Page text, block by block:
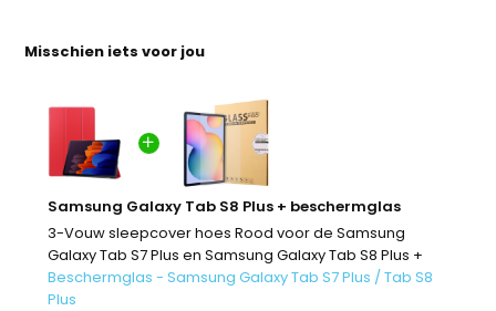
Misschien iets voor jou
Samsung Galaxy Tab S8 Plus + beschermglas
3-Vouw sleepcover hoes Rood voor de Samsung
Galaxy Tab S7 Plus en Samsung Galaxy Tab S8 Plus +
Beschermglas - Samsung Galaxy Tab S7 Plus / Tab S8
Plus